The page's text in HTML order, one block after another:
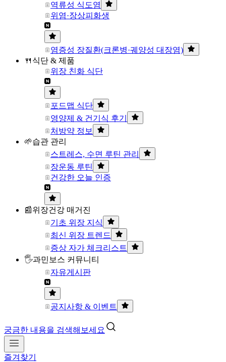
역류성 식도염
위염·장상피화생
염증성 장질환(크론병·궤양성 대장염)
🍴식단 & 제품
위장 친화 식단
포드맵 식단
영양제 & 건기식 후기
처방약 정보
🌱습관 관리
스트레스, 수면 루틴 관리
장운동 루틴
건강한 오늘 인증
📰위장건강 매거진
기초 위장 지식
최신 위장 트렌드
증상 자가 체크리스트
🖐과민보스 커뮤니티
자유게시판
공지사항 & 이벤트
궁금한 내용을 검색해보세요
즐겨찾기